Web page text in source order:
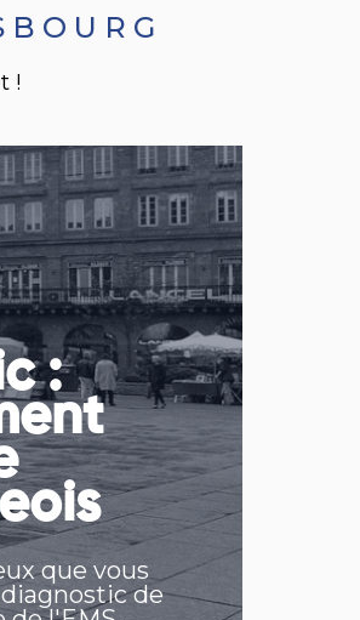
!
:
que vous
de